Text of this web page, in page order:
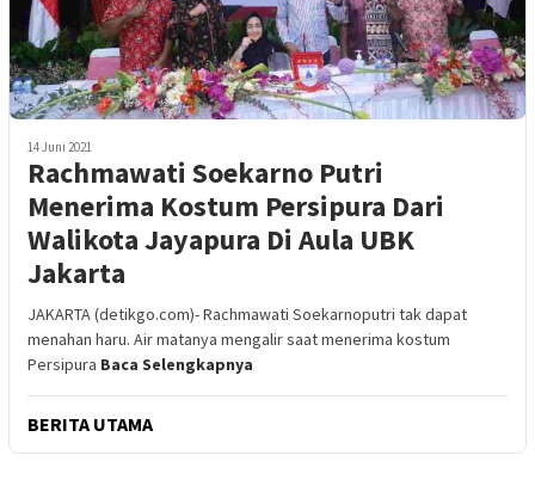
14 Juni 2021
Rachmawati Soekarno Putri
Menerima Kostum Persipura Dari
Walikota Jayapura Di Aula UBK
Jakarta
JAKARTA (detikgo.com)- Rachmawati Soekarnoputri tak dapat
menahan haru. Air matanya mengalir saat menerima kostum
Persipura Baca Selengkapnya
BERITA UTAMA